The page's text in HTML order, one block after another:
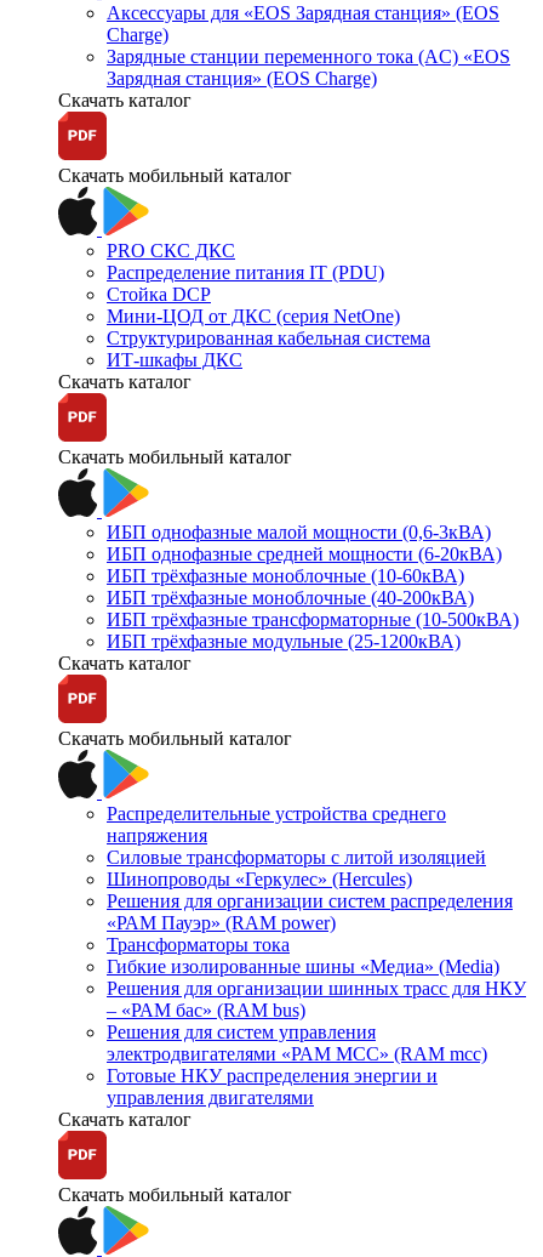
Аксессуары для «EOS Зарядная станция» (EOS
Charge)
Зарядные станции переменного тока (AC) «EOS
Зарядная станция» (EOS Charge)
Скачать каталог
Скачать мобильный каталог
PRO СКС ДКС
Распределение питания IT (PDU)
Стойка DCP
Мини-ЦОД от ДКС (серия NetOne)
Структурированная кабельная система
ИТ-шкафы ДКС
Скачать каталог
Скачать мобильный каталог
ИБП однофазные малой мощности (0,6-3кВА)
ИБП однофазные средней мощности (6-20кВА)
ИБП трёхфазные моноблочные (10-60кВА)
ИБП трёхфазные моноблочные (40-200кВА)
ИБП трёхфазные трансформаторные (10-500кВА)
ИБП трёхфазные модульные (25-1200кВА)
Скачать каталог
Скачать мобильный каталог
Распределительные устройства среднего
напряжения
Силовые трансформаторы с литой изоляцией
Шинопроводы «Геркулес» (Hercules)
Решения для организации систем распределения
«РАМ Пауэр» (RAM power)
Трансформаторы тока
Гибкие изолированные шины «Медиа» (Media)
Решения для организации шинных трасс для НКУ
– «РАМ бас» (RAM bus)
Решения для систем управления
электродвигателями «РАМ МСС» (RAM mcc)
Готовые НКУ распределения энергии и
управления двигателями
Скачать каталог
Скачать мобильный каталог